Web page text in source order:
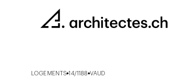
LOGEMENTS 14/1188 VAUD